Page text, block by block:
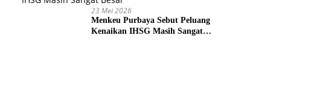
23 Mei 2026
Menkeu Purbaya Sebut Peluang
Kenaikan IHSG Masih Sangat